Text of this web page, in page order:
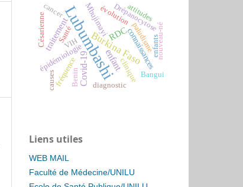
Lubumbashi
Burkina Faso
Covid-19 enfant
RDC
traitement connaissances
épidémiologie
Mbujimayi
fréquence clinique
évolution
VIH paludisme
Drépanocytose
diagnostic
Bangui
Benin
cancer attitudes
nouveau-né
enfants
Santé
Césarienne
causes
Liens utiles
WEB MAIL
Faculté de Médecine/UNILU